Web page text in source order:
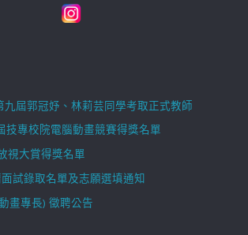
九屆郭冠妤、林莉芸同學考取正式教師
技專校院電腦動畫競賽得獎名單
視大賞得獎名單
試錄取名單及志願選填通知
畫專長) 徵聘公告